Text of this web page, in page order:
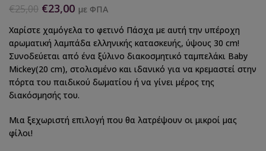
€25,00 €23,00 με ΦΠΑ
Χαρίστε χαμόγελα το φετινό Πάσχα με αυτή την υπέροχη
αρωματική λαμπάδα ελληνικής κατασκευής, ύψους 30 cm!
Συνοδεύεται από ένα ξύλινο διακοσμητικό ταμπελάκι Baby
Mickey(20 cm), στολισμένο και ιδανικό για να κρεμαστεί στην
πόρτα του παιδικού δωματίου ή να γίνει μέρος της
διακόσμησής του.
Μια ξεχωριστή επιλογή που θα λατρέψουν οι μικροί μας
φίλοι!